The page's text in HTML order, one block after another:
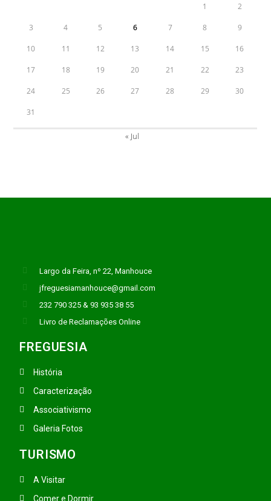
1 2
3 4 5 6 7 8 9
10 11 12 13 14 15 16
17 18 19 20 21 22 23
24 25 26 27 28 29 30
31
« Jul
Largo da Feira, nº 22, Manhouce
jfreguesiamanhouce@gmail.com
232 790 325 & 93 935 38 55
Livro de Reclamações Online
FREGUESIA
História
Caracterização
Associativismo
Galeria Fotos
TURISMO
A Visitar
Comer e Dormir